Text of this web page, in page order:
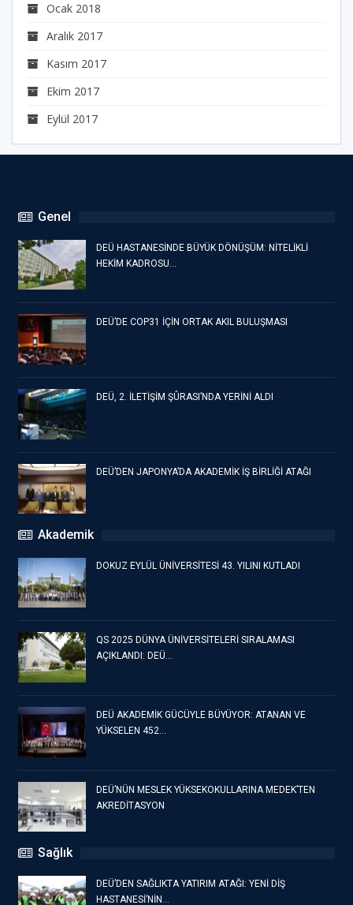
Ocak 2018
Aralık 2017
Kasım 2017
Ekim 2017
Eylül 2017
Genel
DEÜ HASTANESİNDE BÜYÜK DÖNÜŞÜM: NİTELİKLİ
HEKİM KADROSU…
DEÜ’DE COP31 İÇİN ORTAK AKIL BULUŞMASI
DEÜ, 2. İLETİŞİM ŞÛRASI’NDA YERİNİ ALDI
DEÜ’DEN JAPONYA’DA AKADEMİK İŞ BİRLİĞİ ATAĞI
Akademik
DOKUZ EYLÜL ÜNİVERSİTESİ 43. YILINI KUTLADI
QS 2025 DÜNYA ÜNİVERSİTELERİ SIRALAMASI
AÇIKLANDI: DEÜ…
DEÜ AKADEMİK GÜCÜYLE BÜYÜYOR: ATANAN VE
YÜKSELEN 452…
DEÜ’NÜN MESLEK YÜKSEKOKULLARINA MEDEK’TEN
AKREDİTASYON
Sağlık
DEÜ’DEN SAĞLIKTA YATIRIM ATAĞI: YENİ DİŞ
HASTANESİ’NİN…